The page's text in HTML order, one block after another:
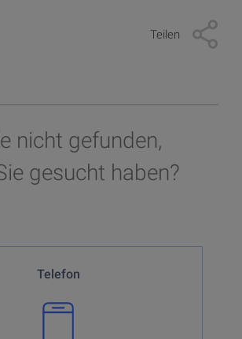
Teilen
nicht gefunden,
gesucht haben?
Telefon
unseren Kundenservice montags bis
freitags von 7.30 Uhr bis 22.00
oder bei ausnahmsweise